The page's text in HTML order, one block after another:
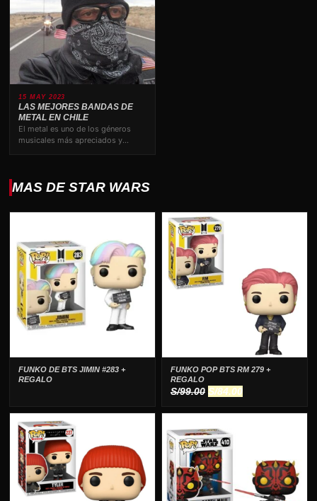
15 MAY 2023
LAS MEJORES BANDAS DE
METAL EN CHILE
El metal es uno de los géneros
musicales más apreciados y
MAS DE STAR WARS
FUNKO DE BTS JIMIN #283 +
REGALO
FUNKO POP BTS RM 279 +
REGALO
S/99.00 El
era:
S/99.00.
S/84.00El